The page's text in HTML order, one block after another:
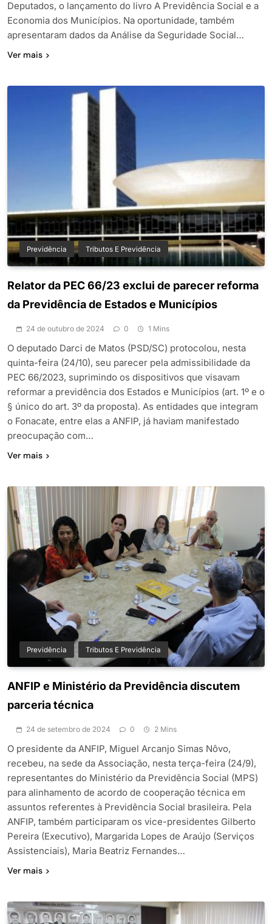
Deputados, o lançamento do livro A Previdência Social e a
Economia dos Municípios. Na oportunidade, também
apresentaram dados da Análise da Seguridade Social…
Ver mais
Previdência Tributos E Previdência
Relator da PEC 66/23 exclui de parecer reforma
da Previdência de Estados e Municípios
24 de outubro de 2024 0 1 Mins
O deputado Darci de Matos (PSD/SC) protocolou, nesta
quinta-feira (24/10), seu parecer pela admissibilidade da
PEC 66/2023, suprimindo os dispositivos que visavam
reformar a previdência dos Estados e Municípios (art. 1º e o
§ único do art. 3º da proposta). As entidades que integram
o Fonacate, entre elas a ANFIP, já haviam manifestado
preocupação com…
Ver mais
Previdência Tributos E Previdência
ANFIP e Ministério da Previdência discutem
parceria técnica
24 de setembro de 2024 0 2 Mins
O presidente da ANFIP, Miguel Arcanjo Simas Nôvo,
recebeu, na sede da Associação, nesta terça-feira (24/9),
representantes do Ministério da Previdência Social (MPS)
para alinhamento de acordo de cooperação técnica em
assuntos referentes à Previdência Social brasileira. Pela
ANFIP, também participaram os vice-presidentes Gilberto
Pereira (Executivo), Margarida Lopes de Araújo (Serviços
Assistenciais), Maria Beatriz Fernandes…
Ver mais